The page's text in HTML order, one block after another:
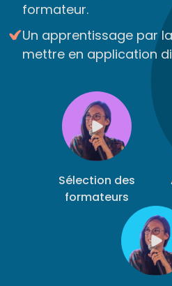
formateur.
Un apprentissage par
mettre en application
Sélection des
formateurs